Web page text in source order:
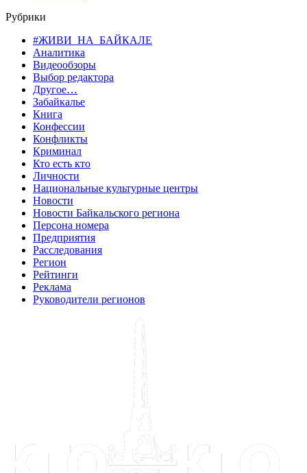
Рубрики
#ЖИВИ_НА_БАЙКАЛЕ
Аналитика
Видеообзоры
Выбор редактора
Другое…
Забайкалье
Книга
Конфессии
Конфликты
Криминал
Кто есть кто
Личности
Национальные культурные центры
Новости
Новости Байкальского региона
Персона номера
Предприятия
Расследования
Регион
Рейтинги
Реклама
Руководители регионов